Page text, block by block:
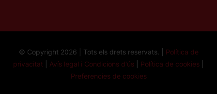
© Copyright 2026 | Tots els drets reservats. | Política de
privacitat
Avís legal i Condicions d'ús Política de cookies
Preferencies de cookies